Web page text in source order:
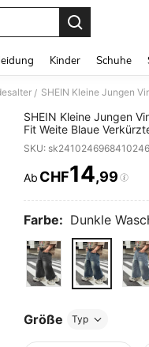
Kinder Schuhe
/
SHEIN Kleine Jungen
Fit Weite Blaue
SKU: sk2410246968410246
PRICE
Ab CHF14,99
Farbe: Dunkle
Größe Typ